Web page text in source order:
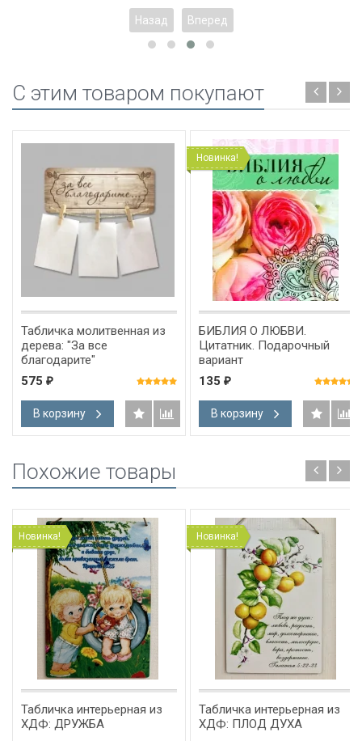
Назад Вперед
C этим товаром покупают
Табличка молитвенная из
дерева: "За все
благодарите"
575 ₽
В корзину
Новинка!
БИБЛИЯ О ЛЮБВИ.
Цитатник. Подарочный
вариант
135 ₽
В корзину
Похожие товары
Новинка!
Табличка интерьерная из
ХДФ: ДРУЖБА
Новинка!
Табличка интерьерная из
ХДФ: ПЛОД ДУХА